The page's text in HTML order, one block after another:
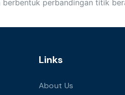
perbandingan titik
Links
About Us